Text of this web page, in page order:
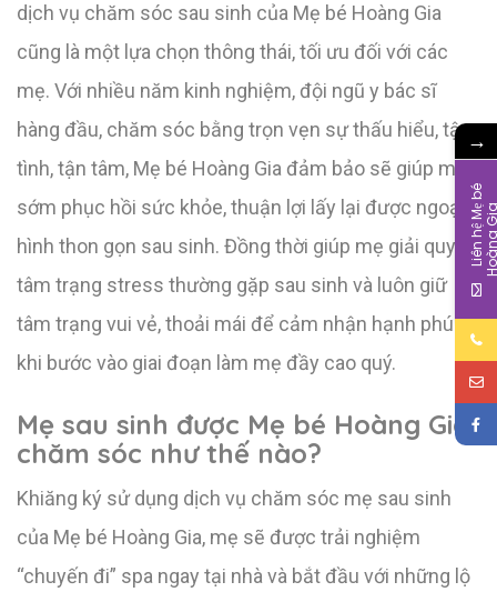
dịch vụ chăm sóc sau sinh của Mẹ bé Hoàng Gia
cũng là một lựa chọn thông thái, tối ưu đối với các
mẹ. Với nhiều năm kinh nghiệm, đội ngũ y bác sĩ
hàng đầu, chăm sóc bằng trọn vẹn sự thấu hiểu, tận
tình, tận tâm, Mẹ bé Hoàng Gia đảm bảo sẽ giúp mẹ
sớm phục hồi sức khỏe, thuận lợi lấy lại được ngoại
hình thon gọn sau sinh. Đồng thời giúp mẹ giải quyết
tâm trạng stress thường gặp sau sinh và luôn giữ
tâm trạng vui vẻ, thoải mái để cảm nhận hạnh phúc
khi bước vào giai đoạn làm mẹ đầy cao quý.
Mẹ sau sinh được Mẹ bé Hoàng Gia
chăm sóc như thế nào?
Khiăng ký sử dụng dịch vụ chăm sóc mẹ sau sinh
của Mẹ bé Hoàng Gia, mẹ sẽ được trải nghiệm
“chuyến đi” spa ngay tại nhà và bắt đầu với những lộ
→
L
i
ê
n
h
ệ
M
b
é
H
o
à
n
g
G
i